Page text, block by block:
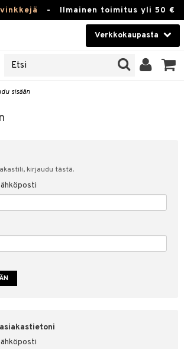
- Ilmainen toimitus yli 50 €
Verkkokaupasta
sisään
kirjaudu tästä.